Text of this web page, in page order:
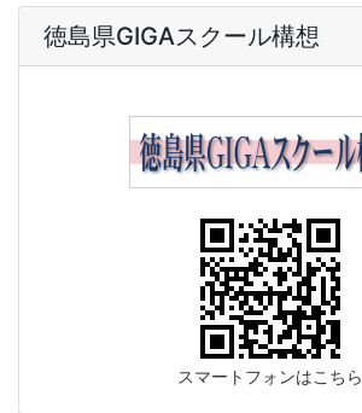
徳島県GIGAスクール構想
スマートフォンはこちら